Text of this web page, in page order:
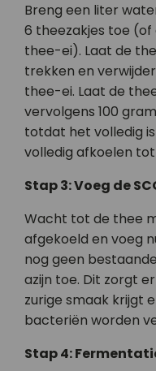
Breng een liter
6 theezakjes toe (of
thee-ei). Laat de
trekken en
thee-ei. Laat de
vervolgens 100
totdat het volledig
volledig afkoelen
Stap 3: Voeg de
Wacht tot de thee
afgekoeld en voeg
nog geen
azijn toe. Dit zorgt
zurige smaak krijgt
bacteriën worden
Stap 4: